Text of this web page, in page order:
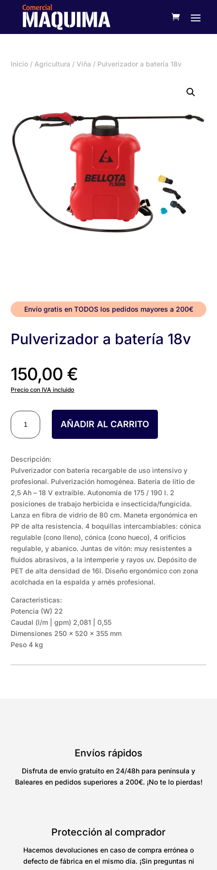
Inicio / Agricultura /Viña / Pulverizador a batería 18v
Envío gratis en TODOS los pedidos mayores a 200€
Pulverizador a batería 18v
150,00 €
Precio con IVA incluido
Pulverizador
batería
cantidad
AÑADIR AL CARRITO
Descripción:
Pulverizador con batería recargable de uso intensivo y
profesional. Pulverización homogénea. Batería de litio de
2,5 Ah – 18 V extraíble. Autonomía de 175 / 190 l. 2
posiciones de trabajo herbicida e insecticida/fungicida.
Lanza en fibra de vidrio de 80 cm. Maneta ergonómica en
PP de alta resistencia. 4 boquillas intercambiables: cónica
regulable (cono lleno), cónica (cono hueco), 4 orificios
regulable, y abanico. Juntas de vitón: muy resistentes a
fluidos abrasivos, a la intemperie y rayos uv. Depósito de
PET de alta densidad de 16l. Diseño ergonómico con zona
acolchada en la espalda y arnés profesional.
Características:
Potencia (W) 22
Caudal (l/m | gpm) 2,081 | 0,55
Dimensiones 250 x 520 x 355 mm
Peso 4 kg
Envíos rápidos
Disfruta de envío gratuito en 24/48h para península y
Baleares en pedidos superiores a 200€. ¡No te lo pierdas!
Protección al comprador
Hacemos devoluciones en caso de compra errónea o
defecto de fábrica en el mismo día. ¡Sin preguntas ni